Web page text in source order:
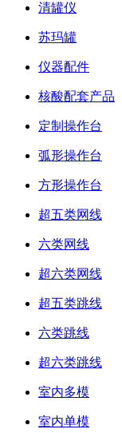
清罐仪
苏玛罐
仪器配件
核酸配套产品
定制操作台
弧形操作台
方形操作台
超五类网线
六类网线
超六类网线
超五类跳线
六类跳线
超六类跳线
室内多模
室内单模